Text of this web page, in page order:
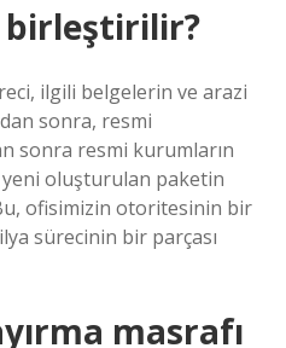
birleştirilir?
ilgili belgelerin ve arazi
sonra, resmi
sonra resmi kurumların
oluşturulan paketin
ofisimizin otoritesinin bir
sürecinin bir parçası
masrafı